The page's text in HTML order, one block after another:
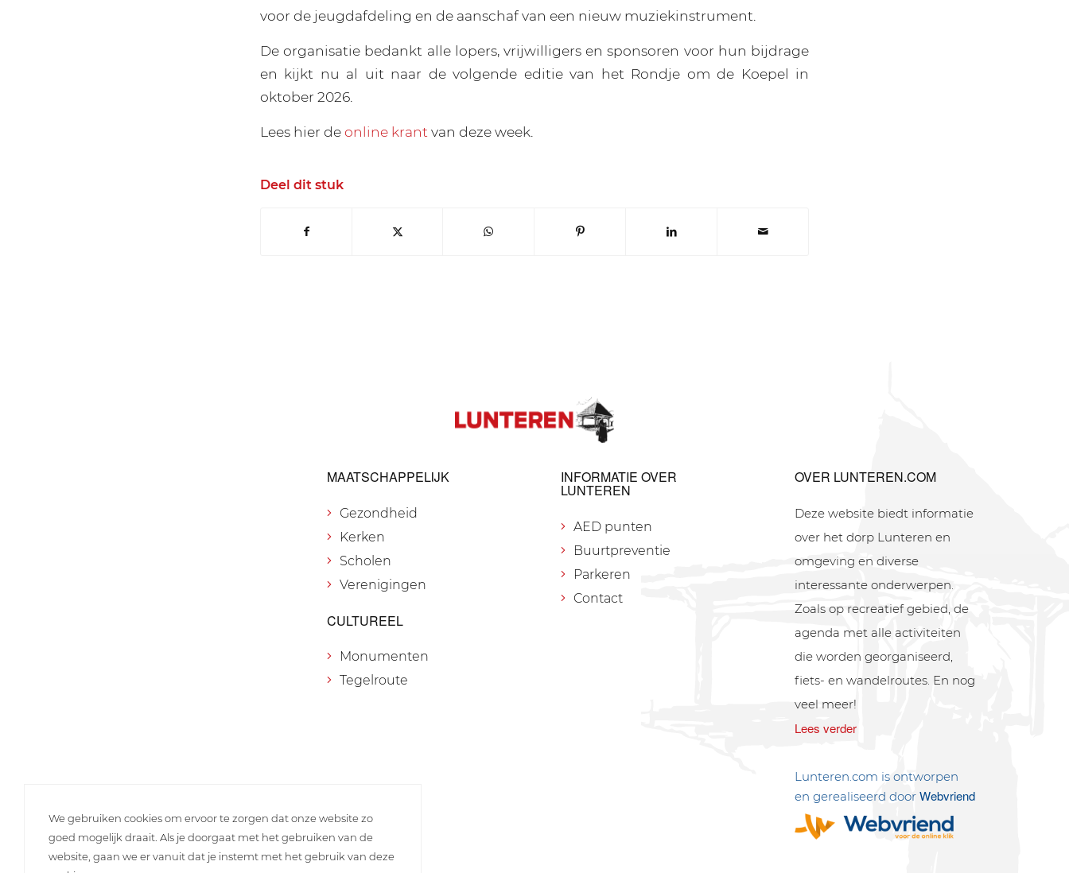
voor de jeugdafdeling en de aanschaf van een nieuw muziekinstrument.
De organisatie bedankt alle lopers, vrijwilligers en sponsoren voor hun bijdrage
en kijkt nu al uit naar de volgende editie van het Rondje om de Koepel in
oktober 2026.
Lees hier deonline krant van deze week.
Deel dit stuk
MAATSCHAPPELIJK
Gezondheid
Kerken
Scholen
Verenigingen
CULTUREEL
Monumenten
Tegelroute
INFORMATIE OVER
LUNTEREN
AED punten
Buurtpreventie
Parkeren
Contact
OVER LUNTEREN.COM
Deze website biedt informatie
over het dorp Lunteren en
omgeving en diverse
interessante onderwerpen.
Zoals op recreatief gebied, de
agenda met alle activiteiten
die worden georganiseerd,
fiets- en wandelroutes. En nog
veel meer!
Lees verder
Lunteren.com is ontworpen
en gerealiseerd doorWebvriend
We gebruiken cookies om ervoor te zorgen dat onze website zo
goed mogelijk draait. Als je doorgaat met het gebruiken van de
website, gaan we er vanuit dat je instemt met het gebruik van deze